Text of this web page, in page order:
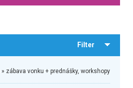
Filter
» zábava vonku + prednášky, workshopy